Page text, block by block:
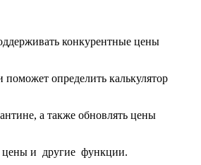
конкурентные цены
определить калькулятор
а также обновлять цены
цены и другие функции.